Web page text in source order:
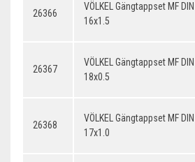
26366
VÖLKEL Gängtappset MF
16x1.5
26367
VÖLKEL Gängtappset MF
18x0.5
26368
VÖLKEL Gängtappset MF
17x1.0